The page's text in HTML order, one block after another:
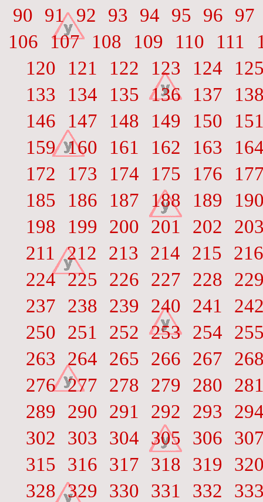
90
91 92 93 94 95 96
97
106
107 108 109 110 111
120
121 122 123 124
133
134 135 136 137
146
147 148 149 150
159 160 161 162 163
172
173 174 175 176
185
186 187 188 189
198
199 200 201 202
211
212 213 214 215
216
224 225 226 227 228
237
238 239 240 241
250
251 252 253 254
263
264 265 266 267
276 277 278 279 280
289
290 291 292 293
302
303 304 305 306
315
316 317 318 319
328 329 330 331 332